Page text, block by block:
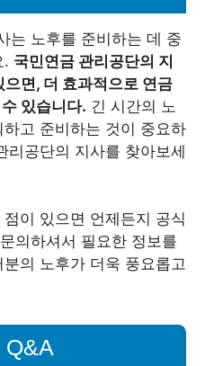
는 노후를 준비하는 데 중
. 국민연금 관리공단의 지
면, 더 효과적으로 연금
있습니다. 긴 시간의 노
고 준비하는 것이 중요하
리공단의 지사를 찾아보세
이 있으면 언제든지 공식
의하셔서 필요한 정보를
의 노후가 더욱 풍요롭고
Q&A